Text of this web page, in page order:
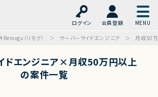
ログイン
会員登録
（リモグ）
サーバーサイドエンジニア 月収50
ドエンジニア×月収50万円以上
の案件一覧